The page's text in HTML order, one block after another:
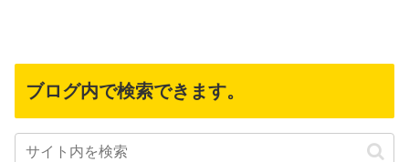
ブログ内で検索できます。